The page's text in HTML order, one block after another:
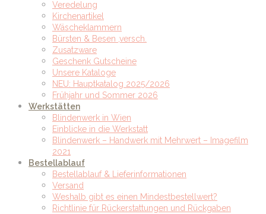
Veredelung
Kirchenartikel
Wäscheklammern
Bürsten & Besen ,versch.
Zusatzware
Geschenk Gutscheine
Unsere Kataloge
NEU: Hauptkatalog 2025/2026
Frühjahr und Sommer 2026
Werkstätten
Blindenwerk in Wien
Einblicke in die Werkstatt
Blindenwerk – Handwerk mit Mehrwert – Imagefilm
2021
Bestellablauf
Bestellablauf & Lieferinformationen
Versand
Weshalb gibt es einen Mindestbestellwert?
Richtlinie für Rückerstattungen und Rückgaben